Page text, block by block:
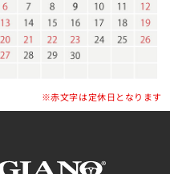
※赤文字は定休日となります